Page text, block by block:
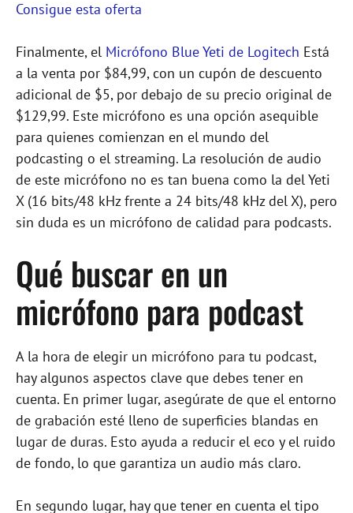
Consigue esta oferta
Finalmente, el Micrófono Blue Yeti de Logitech Está
a la venta por $84,99, con un cupón de descuento
adicional de $5, por debajo de su precio original de
$129,99. Este micrófono es una opción asequible
para quienes comienzan en el mundo del
podcasting o el streaming. La resolución de audio
de este micrófono no es tan buena como la del Yeti
X (16 bits/48 kHz frente a 24 bits/48 kHz del X), pero
sin duda es un micrófono de calidad para podcasts.
Qué buscar en un
micrófono para podcast
A la hora de elegir un micrófono para tu podcast,
hay algunos aspectos clave que debes tener en
cuenta. En primer lugar, asegúrate de que el entorno
de grabación esté lleno de superficies blandas en
lugar de duras. Esto ayuda a reducir el eco y el ruido
de fondo, lo que garantiza un audio más claro.
En segundo lugar, hay que tener en cuenta el tipo